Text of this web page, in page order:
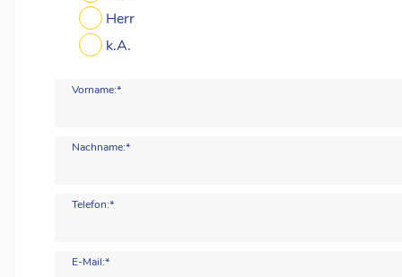
Herr
k.A.
Vorname:*
Nachname:*
Telefon:*
E-Mail:*